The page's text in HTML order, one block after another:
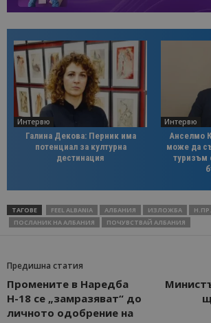
Интервю
Галина Декова: Перник има
потенциал за културна
дестинация
Интервю
Анселмо
може да
туризъм
ТАГОВЕ FEEL ALBANIA АЛБАНИЯ ИЗЛОЖБА
ПОСЛАНИК НА АЛБАНИЯ
ПОЧУВСТВАЙ АЛБАНИЯ
Предишна статия
Промените в Наредба
Н-18 се „замразяват“ до
личното одобрение на